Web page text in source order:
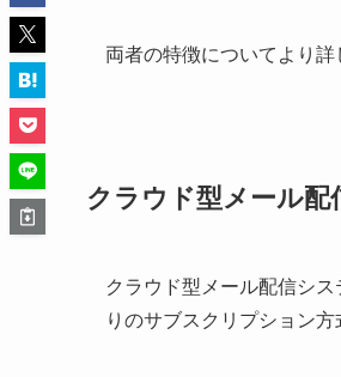
両者の特徴についてより詳
クラウド型メール配
クラウド型メール配信シ
りのサブスクリプション